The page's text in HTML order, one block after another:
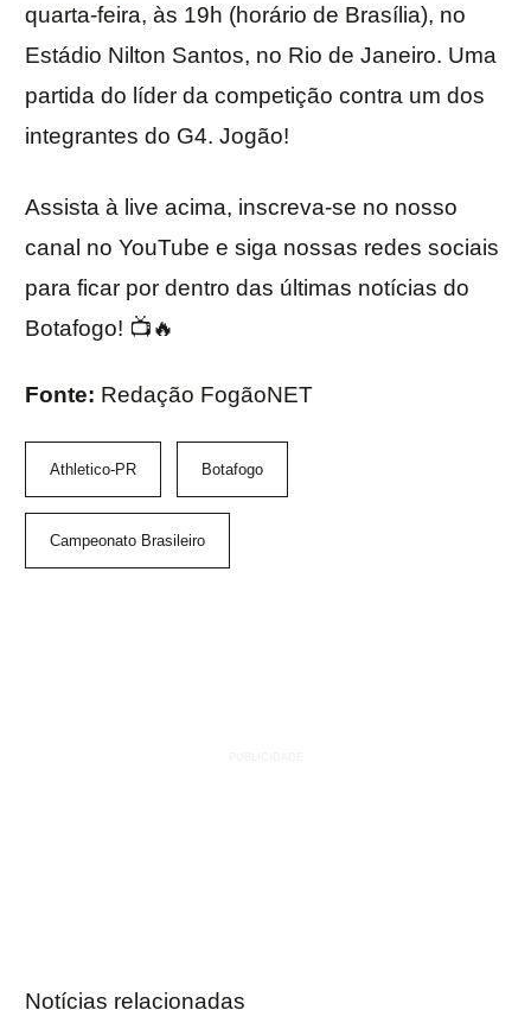
quarta-feira, às 19h (horário de Brasília), no
Estádio Nilton Santos, no Rio de Janeiro. Uma
partida do líder da competição contra um dos
integrantes do G4. Jogão!
Assista à live acima, inscreva-se no nosso
canal no YouTube e siga nossas redes sociais
para ficar por dentro das últimas notícias do
Botafogo! 📺🔥
Fonte: Redação FogãoNET
Athletico-PR Botafogo
Campeonato Brasileiro
Notícias relacionadas